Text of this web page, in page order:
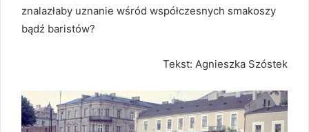
znalazłaby uznanie wśród współczesnych smakoszy
bądź baristów?
Tekst: Agnieszka Szóstek